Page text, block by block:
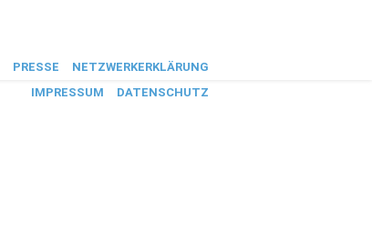
PRESSE
NETZWERKERKLÄRUNG
IMPRESSUM
DATENSCHUTZ